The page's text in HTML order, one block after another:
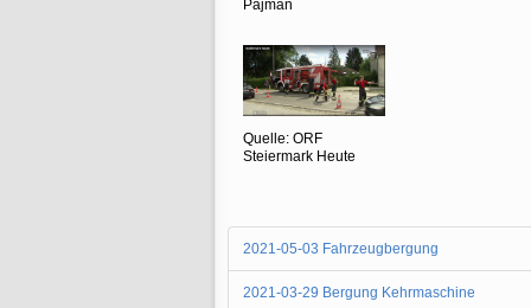
Pajman
Quelle: ORF
Steiermark Heute
2021-05-03 Fahrzeugbergung
2021-03-29 Bergung Kehrmaschine